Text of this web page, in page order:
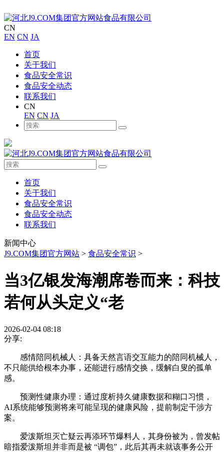
CN
EN CN JA
首页
关于我们
食品安全常识
食品安全动态
联系我们
CN
EN CN JA
首页
关于我们
食品安全常识
食品安全动态
联系我们
新闻中心
J9.COM集团官方网站 > 食品安全常识 >
当3亿银发海潮席卷而来：科技
若何从头定义“老
2026-02-04 08:18
分享:
感情陪同机械人：具备天然言语交互能力的陪同机械人，
不只能供给根本办事，还能进行感情交换，缓解白叟的孤单
感。
预测性健康办理：通过度析持久健康数据和糊口习惯，
AI系统能够预测将来可能呈现的健康风险，提前制定干涉方
案。
爱泼斯坦灭亡疑云再添环节爆料人，其身份被为，曾发帖
暗指爱泼斯坦并非而是被 “调包”，此后其再未就该事务公开